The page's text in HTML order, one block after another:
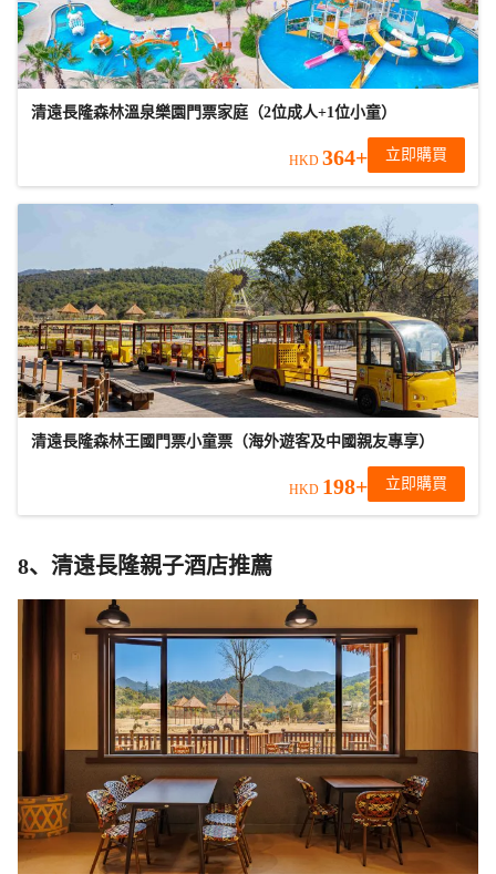
清遠長隆森林溫泉樂園門票家庭（2位成人+1位小童）
HKD 364+ 立即購買
清遠長隆森林王國門票小童票（海外遊客及中國親友專享）
HKD 198+ 立即購買
8、清遠長隆親子酒店推薦